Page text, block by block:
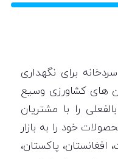
برای نگهداری
های کشاورزی وسیع
را با مشتریان
خود را به بازار
پاکستان،